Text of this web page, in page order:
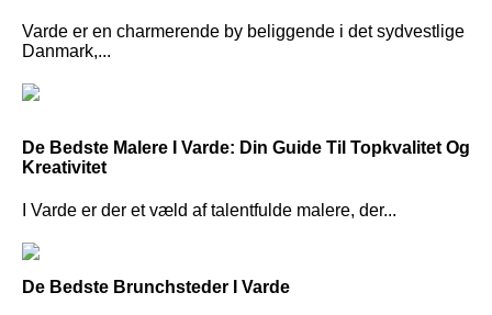
Varde er en charmerende by beliggende i det sydvestlige
Danmark,...
De Bedste Malere I Varde: Din Guide Til Topkvalitet Og
Kreativitet
I Varde er der et væld af talentfulde malere, der...
De Bedste Brunchsteder I Varde